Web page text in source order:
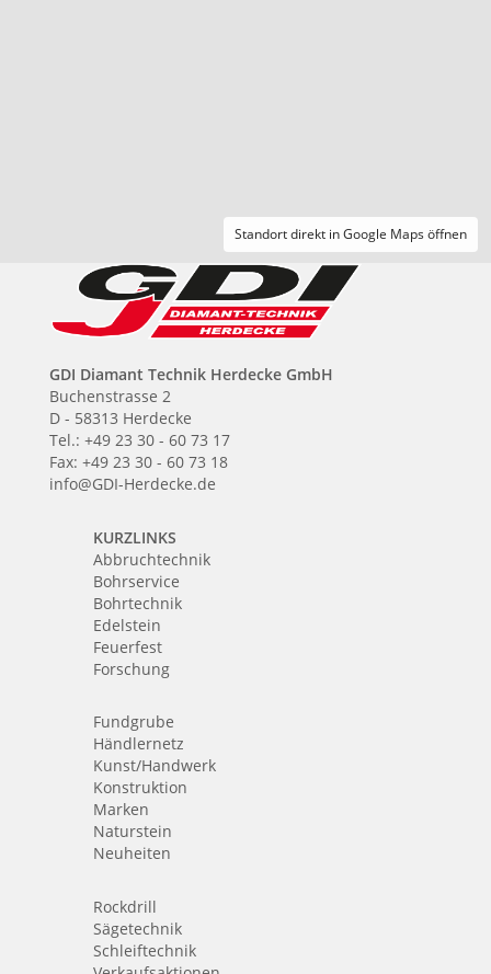
Standort direkt in Google Maps öffnen
GDI Diamant Technik Herdecke GmbH
Buchenstrasse 2
D - 58313 Herdecke
Tel.: +49 23 30 - 60 73 17
Fax: +49 23 30 - 60 73 18
info@GDI-Herdecke.de
KURZLINKS
Abbruchtechnik
Bohrservice
Bohrtechnik
Edelstein
Feuerfest
Forschung
Fundgrube
Händlernetz
Kunst/Handwerk
Konstruktion
Marken
Naturstein
Neuheiten
Rockdrill
Sägetechnik
Schleiftechnik